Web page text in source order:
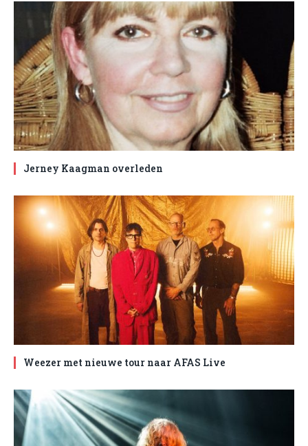
Jerney Kaagman overleden
Weezer met nieuwe tour naar AFAS Live